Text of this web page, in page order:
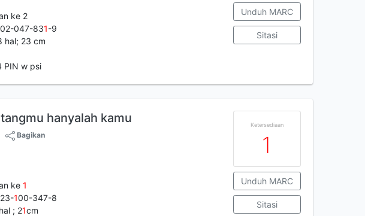
ke 2
047-831-9
hal; 23 cm
PIN w psi
Unduh MARC
Sitasi
hanyalah kamu
Bagikan
ke 1
100-347-8
hal ; 21cm
Ketersediaan
1
Unduh MARC
Sitasi